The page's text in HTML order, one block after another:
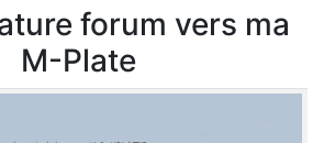
forum vers ma
M-Plate